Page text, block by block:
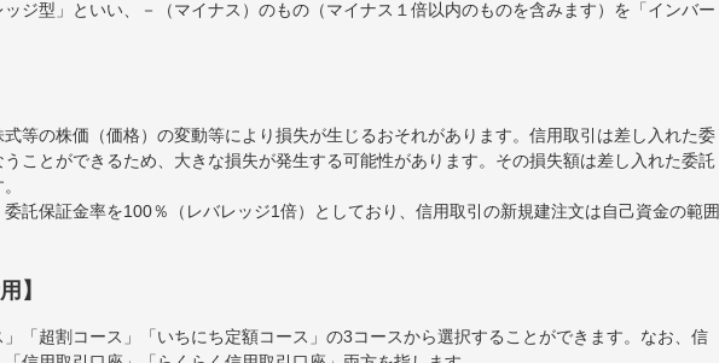
ッジ型」といい、－（マイナス）のもの（マイナス１倍以内のものを含みます）を「インバー
等の株価（価格）の変動等により損失が生じるおそれがあります。信用取引は差し入れた委
ことができるため、大きな損失が発生する可能性があります。その損失額は差し入れた委託
託保証金率を100％（レバレッジ1倍）としており、信用取引の新規建注文は自己資金の範囲
】
「超割コース」「いちにち定額コース」の3コースから選択することができます。なお、信